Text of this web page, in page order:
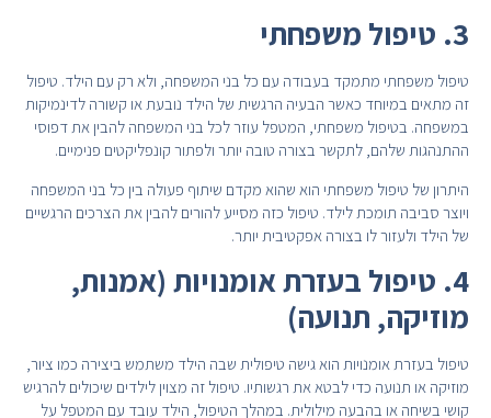
3. טיפול משפחתי
טיפול משפחתי מתמקד בעבודה עם כל בני המשפחה, ולא רק עם הילד. טיפול
זה מתאים במיוחד כאשר הבעיה הרגשית של הילד נובעת או קשורה לדינמיקות
במשפחה. בטיפול משפחתי, המטפל עוזר לכל בני המשפחה להבין את דפוסי
ההתנהגות שלהם, לתקשר בצורה טובה יותר ולפתור קונפליקטים פנימיים.
היתרון של טיפול משפחתי הוא שהוא מקדם שיתוף פעולה בין כל בני המשפחה
ויוצר סביבה תומכת לילד. טיפול כזה מסייע להורים להבין את הצרכים הרגשיים
של הילד ולעזור לו בצורה אפקטיבית יותר.
4. טיפול בעזרת אומנויות (אמנות,
מוזיקה, תנועה)
טיפול בעזרת אומנויות הוא גישה טיפולית שבה הילד משתמש ביצירה כמו ציור,
מוזיקה או תנועה כדי לבטא את רגשותיו. טיפול זה מצוין לילדים שיכולים להרגיש
קושי בשיחה או בהבעה מילולית. במהלך הטיפול, הילד עובד עם המטפל על